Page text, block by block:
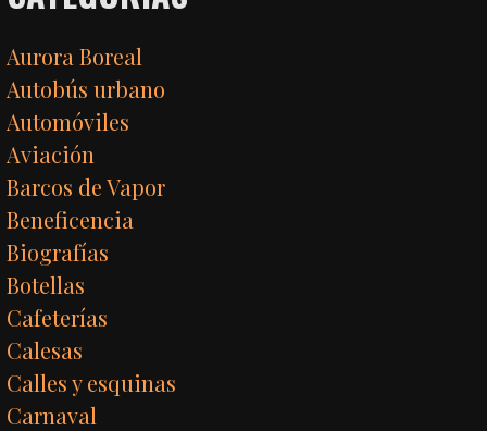
Aurora Boreal
Autobús urbano
Automóviles
Aviación
Barcos de Vapor
Beneficencia
Biografías
Botellas
Cafeterías
Calesas
Calles y esquinas
Carnaval